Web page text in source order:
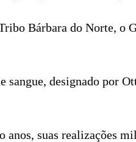
Bárbara do Norte, o
sangue, designado por
suas realizações